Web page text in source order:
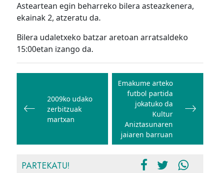
Asteartean egin beharreko bilera asteazkenera,
ekainak 2, atzeratu da.
Bilera udaletxeko batzar aretoan arratsaldeko
15:00etan izango da.
Bidalketetan
nabigatu2009ko udako
zerbitzuak
martxan
Emakume arteko
futbol partida
jokatuko da
Kultur
Aniztasunaren
jaiaren barruan
PARTEKATU!